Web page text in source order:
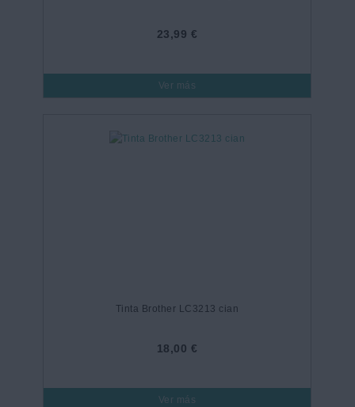
23,99 €
Ver más
Tinta Brother LC3213 cian
18,00 €
Ver más